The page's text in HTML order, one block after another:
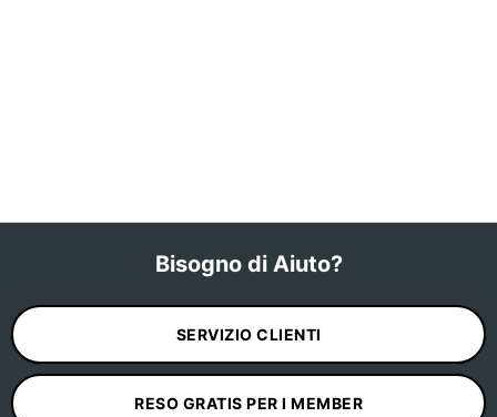
Bisogno di Aiuto?
SERVIZIO CLIENTI
RESO GRATIS PER I MEMBER